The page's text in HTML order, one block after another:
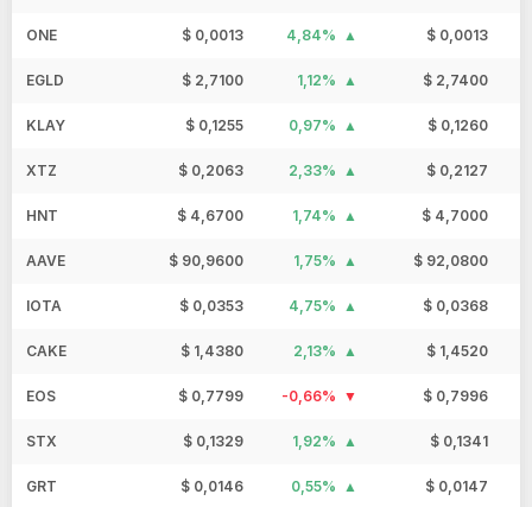
ONE $ 0,0013 4,84% $ 0,0013
EGLD $ 2,7100 1,12% $ 2,7400
KLAY $ 0,1255 0,97% $ 0,1260
XTZ $ 0,2063 2,33% $ 0,2127
HNT $ 4,6700 1,74% $ 4,7000
AAVE $ 90,9600 1,75% $ 92,0800
IOTA $ 0,0353 4,75% $ 0,0368
CAKE $ 1,4380 2,13% $ 1,4520
EOS $ 0,7799 -0,66% $ 0,7996
STX $ 0,1329 1,92% $ 0,1341
GRT $ 0,0146 0,55% $ 0,0147